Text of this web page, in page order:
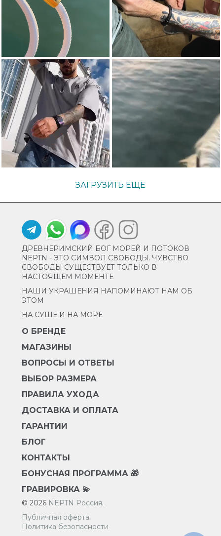
ЗАГРУЗИТЬ ЕЩЕ
ДРЕВНЕРИМСКИЙ БОГ МОРЕЙ И ПОТОКОВ
NEPTN - ЭТО СИМВОЛ СВОБОДЫ. ЧУВСТВО
СВОБОДЫ СУЩЕСТВУЕТ ТОЛЬКО В
НАСТОЯЩЕМ МОМЕНТЕ
НАШИ УКРАШЕНИЯ НАПОМИНАЮТ НАМ ОБ
ЭТОМ
НА СУШЕ И НА МОРЕ
О БРЕНДЕ
МАГАЗИНЫ
ВОПРОСЫ И ОТВЕТЫ
ВЫБОР РАЗМЕРА
ПРАВИЛА УХОДА
ДОСТАВКА И ОПЛАТА
ГАРАНТИИ
БЛОГ
КОНТАКТЫ
БОНУСНАЯ ПРОГРАММА 🎁
ГРАВИРОВКА 💫
© 2026 NEPTN Россия.
Публичная оферта
Политика безопасности